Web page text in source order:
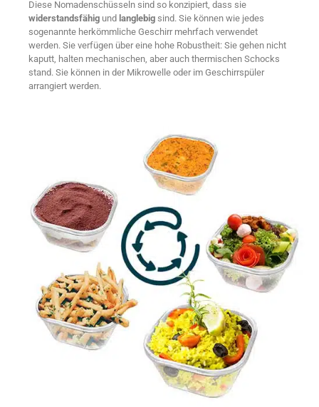
Diese Nomadenschüsseln sind so konzipiert, dass sie
widerstandsfähig und langlebig sind. Sie können wie jedes
sogenannte herkömmliche Geschirr mehrfach verwendet
werden. Sie verfügen über eine hohe Robustheit: Sie gehen nicht
kaputt, halten mechanischen, aber auch thermischen Schocks
stand. Sie können in der Mikrowelle oder im Geschirrspüler
arrangiert werden.